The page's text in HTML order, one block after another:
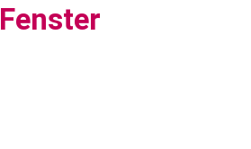
Fenster